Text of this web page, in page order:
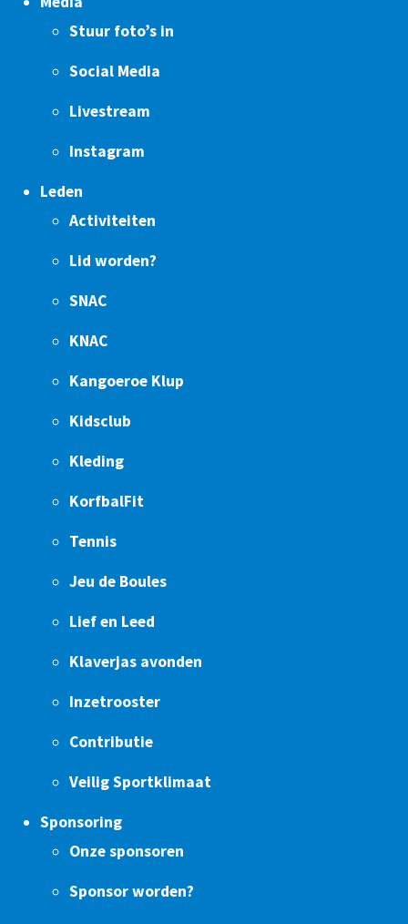
Stuur foto’s in
Social Media
Livestream
Instagram
Leden
Activiteiten
Lid worden?
SNAC
KNAC
Kangoeroe Klup
Kidsclub
Kleding
KorfbalFit
Tennis
Jeu de Boules
Lief en Leed
Klaverjas avonden
Inzetrooster
Contributie
Veilig Sportklimaat
Sponsoring
Onze sponsoren
Sponsor worden?